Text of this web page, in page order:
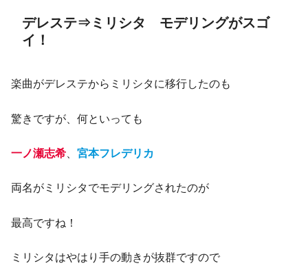
デレステ⇒ミリシタ モデリングがスゴ
イ！
楽曲がデレステからミリシタに移行したのも
驚きですが、何といっても
一ノ瀬志希 宮本フレデリカ
両名がミリシタでモデリングされたのが
最高ですね！
ミリシタはやはり手の動きが抜群ですので